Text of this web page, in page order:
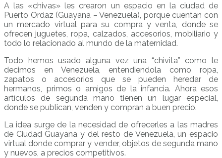
A las «chivas» les crearon un espacio en la ciudad de
Puerto Ordaz (Guayana – Venezuela), porque cuentan con
un mercado virtual para su compra y venta, donde se
ofrecen juguetes, ropa, calzados, accesorios, mobiliario y
todo lo relacionado al mundo de la maternidad.
Todo hemos usado alguna vez una “chivita” como le
decimos en Venezuela, entendiendola como ropa,
zapatos o accesorios que se pueden heredar de
hermanos, primos o amigos de la infancia. Ahora esos
artículos de segunda mano tienen un lugar especial,
donde se publican, venden y compran a buen precio.
La idea surge de la necesidad de ofrecerles a las madres
de Ciudad Guayana y del resto de Venezuela, un espacio
virtual donde comprar y vender, objetos de segunda mano
y nuevos, a precios competitivos.